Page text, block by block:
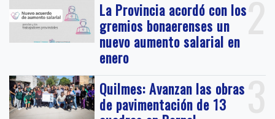
2
La Provincia acordó con los
gremios bonaerenses un
nuevo aumento salarial en
enero
3
Quilmes: Avanzan las obras
de pavimentación de 13